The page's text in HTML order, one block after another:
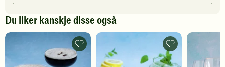
Du liker kanskje disse også
Espresso
martini
Mocktail
med
honning